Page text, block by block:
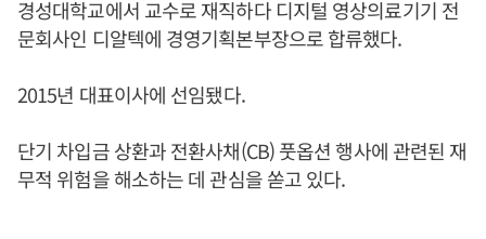
경성대학교에서 교수로 재직하다 디지털 영상의료기기 전
문회사인 디알텍에 경영기획본부장으로 합류했다.
2015년 대표이사에 선임됐다.
단기 차입금 상환과 전환사채(CB) 풋옵션 행사에 관련된 재
무적 위험을 해소하는 데 관심을 쏟고 있다.